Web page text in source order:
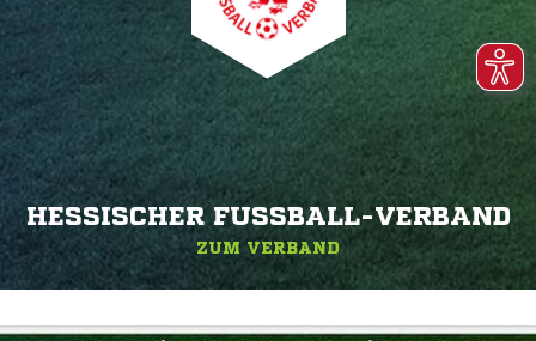
HESSISCHER FUSSBALL-VERBAND
ZUM VERBAND